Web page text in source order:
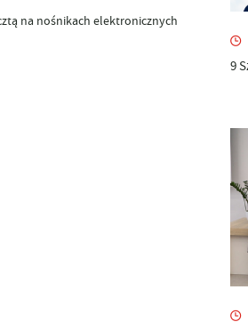
na nośnikach elektronicznych
9